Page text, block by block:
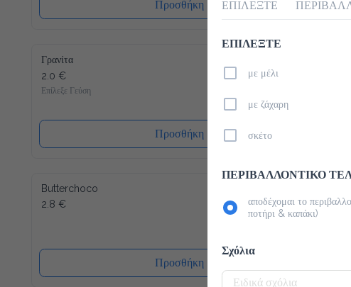
Προσθήκη
Γρανίτα
2.0 €
Επίλεξε Γεύση
Προσθήκη
Butterchoco
2.8 €
Προσθήκη
ΕΠΙΛΕΞΤΕ
ΕΠΙΛΕΞΤΕ
με μέλι
με ζάχαρη
σκέτο
ΠΕΡΙΒΑΛΛΟΝΤΙΚΟ
αποδέχομαι το
ποτήρι & καπάκι)
Σχόλια